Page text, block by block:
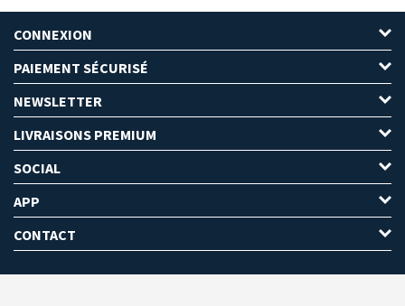
CONNEXION
PAIEMENT SÉCURISÉ
NEWSLETTER
LIVRAISONS PREMIUM
SOCIAL
APP
CONTACT